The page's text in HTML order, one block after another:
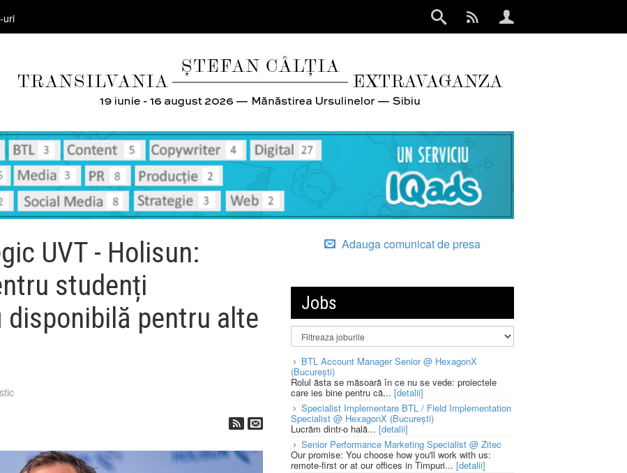
uri
UVT - Holisun:
studenți
pentru alte
Adauga comunicat de presa
Jobs
BTL Account Manager Senior @ HexagonX
(București)
Rolul ăsta se măsoară în ce nu se vede: proiectele
care ies bine pentru că... [detalii]
Specialist Implementare BTL / Field Implementation
Specialist @ HexagonX (București)
Lucrăm dintr-o hală... [detalii]
Senior Performance Marketing Specialist @ Zitec
Our promise: You choose how you'll work with us:
remote-first or at our offices in Timpuri... [detalii]